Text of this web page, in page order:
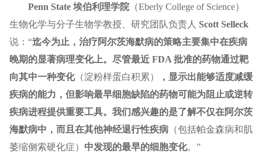
Penn State 埃伯利理学院（Eberly College of Science）
生物化学与分子生物学教授、研究团队负责人 Scott Selleck
说：“迄今为止，治疗阿尔茨海默病的策略主要集中在疾病
晚期的显著病理变化上。尽管最近 FDA 批准的药物通过靶
向其中一种变化（淀粉样蛋白积累）
，显示出能够适度减缓
疾病的能力，但影响最早细胞缺陷的药物可能为阻止或逆转
疾病进程提供重要工具。我们感兴趣的是了解不仅在阿尔茨
海默病中，而且在其他神经退行性疾病（包括帕金森病和肌
萎缩侧索硬化症） 中发现的最早的细胞变化。”